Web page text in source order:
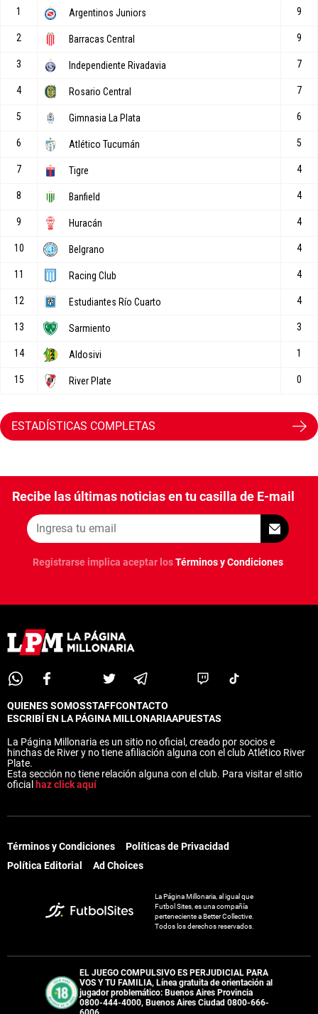
ESTADÍSTICAS COMPLETAS
Recibe las últimas noticias en tu casilla de E-mail
Registrarse implica aceptar losTérminos y Condiciones
QUIENES SOMOSSTAFFCONTACTO
ESCRIBÍ EN LA PÁGINA MILLONARIAAPUESTAS
La Página Millonaria es un sitio no oficial, creado por socios e
hinchas de River y no tiene afiliación alguna con el club Atlético River
Plate.
Esta sección no tiene relación alguna con el club. Para visitar el sitio
oficial haz click aquí
Términos y Condiciones
Políticas de Privacidad
Política Editorial
Ad Choices
La Página Millonaria, al igual que
Futbol Sites, es una compañía
perteneciente a Better Collective.
Todos los derechos reservados.
EL JUEGO COMPULSIVO ES PERJUDICIAL PARA
VOS Y TU FAMILIA, Línea gratuita de orientación al
jugador problemático: Buenos Aires Provincia
0800-444-4000, Buenos Aires Ciudad 0800-666-